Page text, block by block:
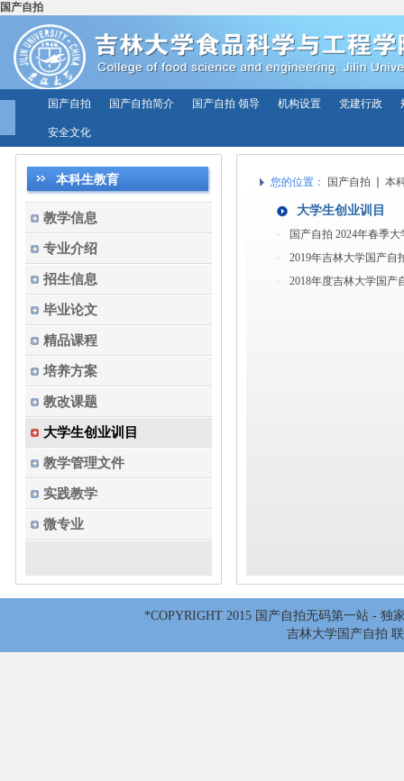
国产自拍
国产自拍 国产自拍简介 国产自拍 领导 机构设置 党建行政
安全文化
本科生教育
教学信息
专业介绍
招生信息
毕业论文
精品课程
培养方案
教改课题
大学生创业训目
教学管理文件
实践教学
微专业
您的位置： 国产自拍 本
大学生创业训目
国产自拍 2024年春季
2019年吉林大学国产自
2018年度吉林大学国产
*COPYRIGHT 2015 国产自拍无码第一站 - 独
吉林大学国产自拍 联